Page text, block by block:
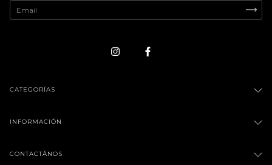
CATEGORÍAS
INFORMACIÓN
CONTACTÁNOS